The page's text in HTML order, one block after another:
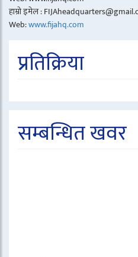
हाम्रो इमेल :
Web:www.fijahq.com
प्रतिक्रिया
सम्बन्धित खवर